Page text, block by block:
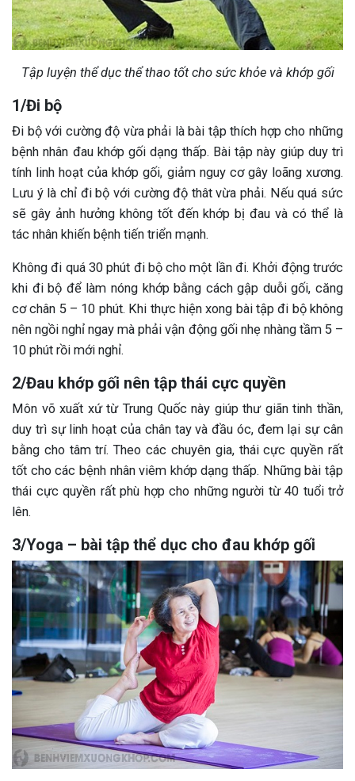
Tập luyện thể dục thể thao tốt cho sức khỏe và khớp gối
1/Đi bộ
Đi bộ với cường độ vừa phải là bài tập thích hợp cho những
bệnh nhân đau khớp gối dạng thấp. Bài tập này giúp duy trì
tính linh hoạt của khớp gối, giảm nguy cơ gây loãng xương.
Lưu ý là chỉ đi bộ với cường độ thât vừa phải. Nếu quá sức
sẽ gây ảnh hưởng không tốt đến khớp bị đau và có thể là
tác nhân khiến bệnh tiến triển mạnh.
Không đi quá 30 phút đi bộ cho một lần đi. Khởi động trước
khi đi bộ để làm nóng khớp bằng cách gập duỗi gối, căng
cơ chân 5 – 10 phút. Khi thực hiện xong bài tập đi bộ không
nên ngồi nghỉ ngay mà phải vận động gối nhẹ nhàng tầm 5 –
10 phút rồi mới nghỉ.
2/Đau khớp gối nên tập thái cực quyền
Môn võ xuất xứ từ Trung Quốc này giúp thư giãn tinh thần,
duy trì sự linh hoạt của chân tay và đầu óc, đem lại sự cân
bằng cho tâm trí. Theo các chuyên gia, thái cực quyền rất
tốt cho các bệnh nhân viêm khớp dạng thấp. Những bài tập
thái cực quyền rất phù hợp cho những người từ 40 tuổi trở
lên.
3/Yoga – bài tập thể dục cho đau khớp gối